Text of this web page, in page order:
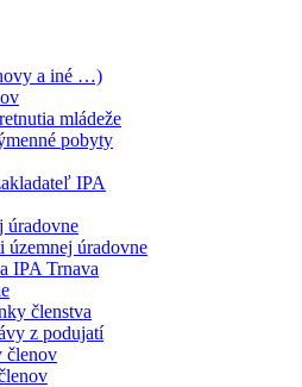
a iné …)
mládeže
pobyty
IPA
úradovne
územnej úradovne
IPA Trnava
členstva
z podujatí
členov